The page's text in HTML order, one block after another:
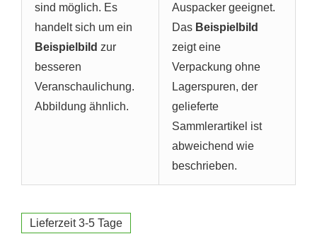
sind möglich. Es
handelt sich um ein
Beispielbild zur
besseren
Veranschaulichung.
Abbildung ähnlich.
Auspacker geeignet.
Das Beispielbild
zeigt eine
Verpackung ohne
Lagerspuren, der
gelieferte
Sammlerartikel ist
abweichend wie
beschrieben.
Lieferzeit 3-5 Tage